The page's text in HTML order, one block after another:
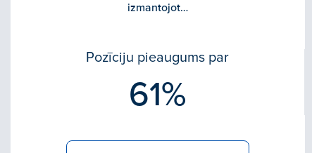
izmantojot…
Pozīciju pieaugums par
61%